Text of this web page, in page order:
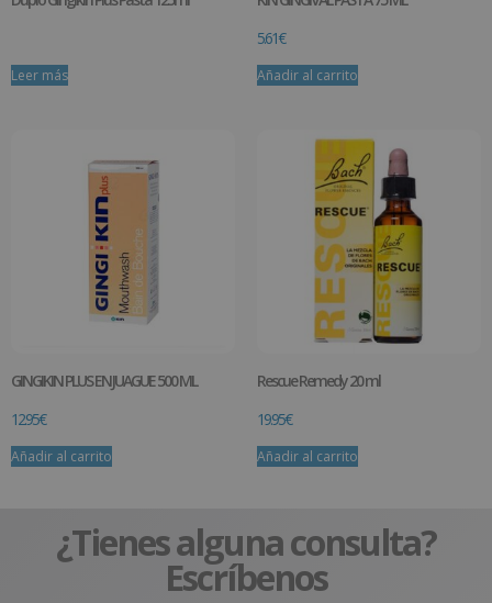
Leer más
5.61€
Añadir al carrito
GINGIKIN PLUS ENJUAGUE 500 ML
12.95€
Añadir al carrito
Rescue Remedy 20 ml
19.95€
Añadir al carrito
¿Tienes alguna consulta?
Escríbenos